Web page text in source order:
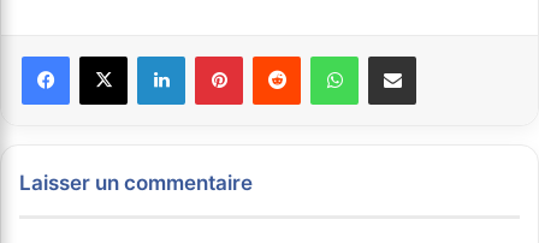
Laisser un commentaire